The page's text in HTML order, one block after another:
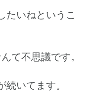
たいねというこ
て不思議です。
いてます。